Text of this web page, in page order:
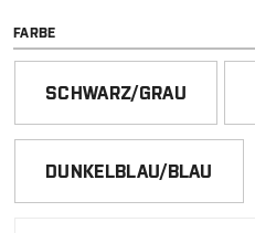
FARBEAUSWÄHLEN
SCHWARZ/GRAU
DUNKELBLAU/BLAU